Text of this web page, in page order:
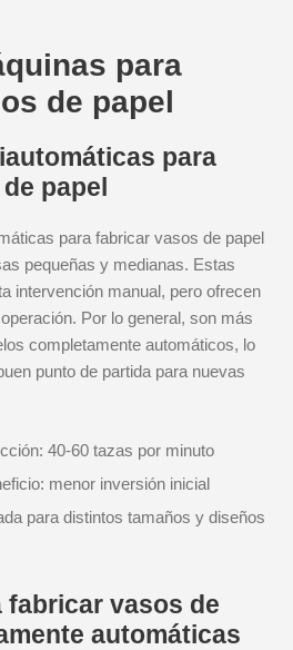
para
de papel
para
papel
para fabricar vasos de papel
pequeñas y medianas. Estas
intervención manual, pero ofrecen
Por lo general, son más
completamente automáticos, lo
punto de partida para nuevas
40-60 tazas por minuto
menor inversión inicial
para distintos tamaños y diseños
fabricar vasos de
automáticas